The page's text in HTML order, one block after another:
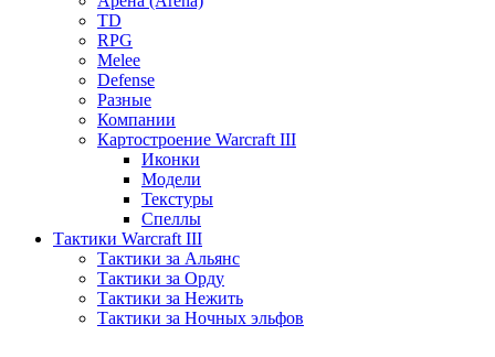
TD
RPG
Melee
Defense
Разные
Компании
Картостроение Warcraft III
Иконки
Модели
Текстуры
Спеллы
Тактики Warcraft III
Тактики за Альянс
Тактики за Орду
Тактики за Нежить
Тактики за Ночных эльфов